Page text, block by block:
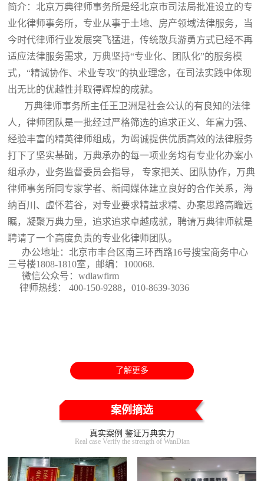
简介：北京万典律师事务所是经北京市司法局批准设立的专
业化律师事务所，专业从事于土地、房产领域法律服务，当
今时代律师行业发展突飞猛进，传统散兵游勇方式已经不再
适应法律服务需求，万典坚持“专业化、团队化”的服务模
式，“精诚协作、术业专攻”的执业理念，在司法实践中体现
出无比的优越性并取得辉煌的成就。
万典律师事务所主任王卫洲是社会公认的有良知的法律
人，律师团队是一批经过严格筛选的追求正义、年富力强、
经验丰富的精英律师组成，为竭诚提供优质高效的法律服务
打下了坚实基础，万典承办的每一项业务均有专业化办案小
组承办，业务监督委员会指导， 专家把关、团队协作，万典
律师事务所同专家学者、新闻媒体建立良好的合作关系，海
纳百川、虚怀若谷，对专业要求精益求精、办案思路高瞻远
瞩，凝聚万典力量，追求追求卓越成就，聘请万典律师就是
聘请了一个高度负责的专业化律师团队。
办公地址：北京市丰台区南三环西路16号搜宝商务中心
三号楼1808-1810室 ，邮编：100068.
微信公众号：wdlawfirm
律师热线： 400-150-9288，010-8639-3036
了解更多
案例摘选
真实案例 鉴证万典实力
Real case Verify the strength of WanDian